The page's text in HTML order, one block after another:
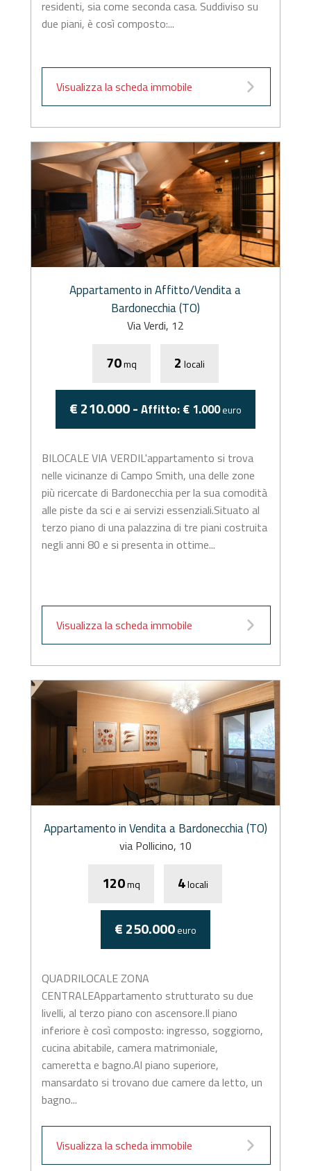
residenti, sia come seconda casa. Suddiviso su
due piani, è così composto:...
Visualizza la scheda immobile
Appartamento in Affitto/Vendita a
Bardonecchia (TO)
Via Verdi, 12
70mq 2 locali
€ 210.000 - Affitto: € 1.000euro
BILOCALE VIA VERDIL'appartamento si trova
nelle vicinanze di Campo Smith, una delle zone
più ricercate di Bardonecchia per la sua comodità
alle piste da sci e ai servizi essenziali.Situato al
terzo piano di una palazzina di tre piani costruita
negli anni 80 e si presenta in ottime...
Visualizza la scheda immobile
Appartamento in Vendita a Bardonecchia (TO)
via Pollicino, 10
120mq 4locali
€ 250.000euro
QUADRILOCALE ZONA
CENTRALEAppartamento strutturato su due
livelli, al terzo piano con ascensore.Il piano
inferiore è così composto: ingresso, soggiorno,
cucina abitabile, camera matrimoniale,
cameretta e bagno.Al piano superiore,
mansardato si trovano due camere da letto, un
bagno...
Visualizza la scheda immobile